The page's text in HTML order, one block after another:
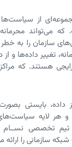
از
که می‌تواند
تغییر داده‌ها و
هستند. که مراکز
داده، بایستی
هر لایه
تخصصی نســام
سازمانی را ارائه